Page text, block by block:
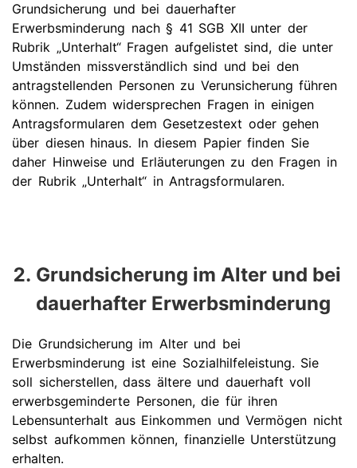
Grundsicherung und bei dauerhafter
Erwerbsminderung nach § 41 SGB XII unter der
Rubrik „Unterhalt“ Fragen aufgelistet sind, die unter
Umständen missverständlich sind und bei den
antragstellenden Personen zu Verunsicherung führen
können. Zudem widersprechen Fragen in einigen
Antragsformularen dem Gesetzestext oder gehen
über diesen hinaus. In diesem Papier finden Sie
daher Hinweise und Erläuterungen zu den Fragen in
der Rubrik „Unterhalt“ in Antragsformularen.
Grundsicherung im Alter und bei
dauerhafter Erwerbsminderung
Die Grundsicherung im Alter und bei
Erwerbsminderung ist eine Sozialhilfeleistung. Sie
soll sicherstellen, dass ältere und dauerhaft voll
erwerbsgeminderte Personen, die für ihren
Lebensunterhalt aus Einkommen und Vermögen nicht
selbst aufkommen können, finanzielle Unterstützung
erhalten.